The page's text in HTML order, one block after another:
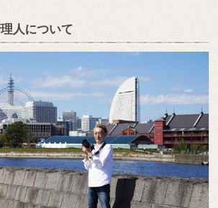
人について